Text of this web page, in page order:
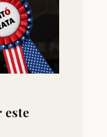
este